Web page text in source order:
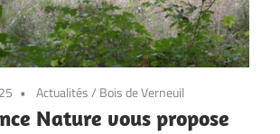
Actualités/ Bois de Verneuil
Nature vous propose